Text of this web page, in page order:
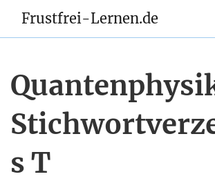
Frustfrei-Lernen.de
s T